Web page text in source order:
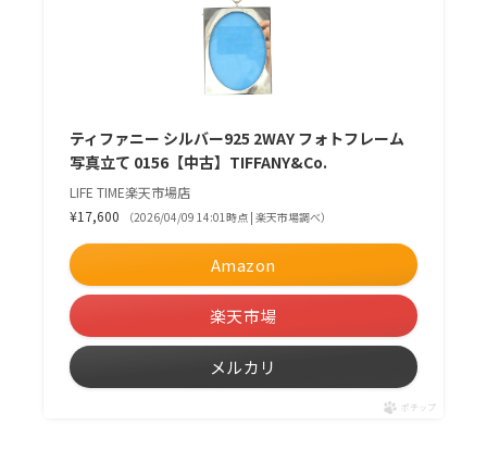
ティファニー シルバー925 2WAY フォトフレーム
写真立て 0156【中古】TIFFANY&Co.
LIFE TIME楽天市場店
¥17,600
（2026/04/09 14:01時点 | 楽天市場調べ）
Amazon
楽天市場
メルカリ
ポチップ